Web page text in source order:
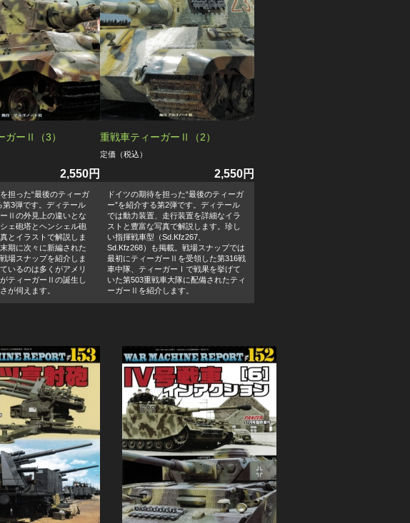
ガーⅡ（3）
2,550円
担った“最後のティーガ
第3弾です。ディテール
Ⅱの外見上の違いとな
ェ砲塔とヘンシェル砲
とイラストで解説しま
期に次々に新編された
場スナップを紹介しま
いるのは多くがアメリ
ティーガーⅡの誕生し
が伺えます。
重戦車ティーガーⅡ（2）
定価（税込）
2,550円
ドイツの期待を担った“最後のティーガ
ー”を紹介する第2弾です。ディテール
では動力装置、走行装置を詳細なイラ
ストと豊富な写真で解説します。珍し
い指揮戦車型（Sd.Kfz267、
Sd.Kfz268）も掲載。戦場スナップでは
最初にティーガーⅡを受領した第316戦
車中隊、ティーガーⅠで戦果を挙げて
いた第503重戦車大隊に配備されたティ
ーガーⅡを紹介します。